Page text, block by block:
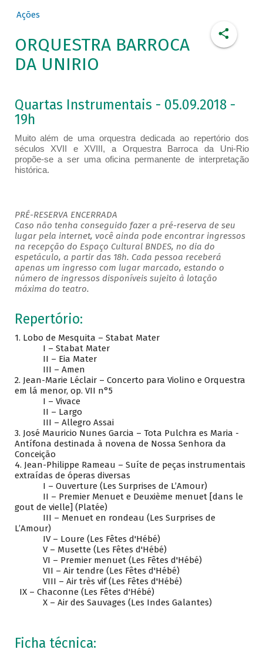
Ações
ORQUESTRA BARROCA
DA UNIRIO
Quartas Instrumentais - 05.09.2018 -
19h
Muito além de uma orquestra dedicada ao repertório dos
séculos XVII e XVIII, a Orquestra Barroca da Uni-Rio
propõe-se a ser uma oficina permanente de interpretação
histórica.
PRÉ-RESERVA ENCERRADA
Caso não tenha conseguido fazer a pré-reserva de seu
lugar pela internet, você ainda pode encontrar ingressos
na recepção do Espaço Cultural BNDES, no dia do
espetáculo, a partir das 18h. Cada pessoa receberá
apenas um ingresso com lugar marcado, estando o
número de ingressos disponíveis sujeito à lotação
máxima do teatro.
Repertório:
1. Lobo de Mesquita – Stabat Mater
I – Stabat Mater
II – Eia Mater
III – Amen
2. Jean-Marie Léclair – Concerto para Violino e Orquestra
em lá menor, op. VII n°5
I – Vivace
II – Largo
III – Allegro Assai
3. José Mauricio Nunes Garcia – Tota Pulchra es Maria -
Antífona destinada à novena de Nossa Senhora da
Conceição
4. Jean-Philippe Rameau – Suíte de peças instrumentais
extraídas de óperas diversas
I – Ouverture (Les Surprises de L’Amour)
II – Premier Menuet e Deuxième menuet [dans le
gout de vielle] (Platée)
III – Menuet en rondeau (Les Surprises de
L’Amour)
IV – Loure (Les Fêtes d'Hébé)
V – Musette (Les Fêtes d'Hébé)
VI – Premier menuet (Les Fêtes d'Hébé)
VII – Air tendre (Les Fêtes d'Hébé)
VIII – Air très vif (Les Fêtes d'Hébé)
IX – Chaconne (Les Fêtes d'Hébé)
X – Air des Sauvages (Les Indes Galantes)
Ficha técnica: